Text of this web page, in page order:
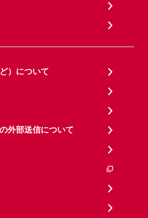
）について
外部送信について